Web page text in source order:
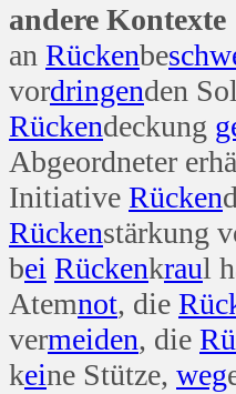
andere Kontexte
an Rückenbe
vordringenden
Rückendeckung
Abgeordneter
Initiative Rücken
Rückenstärkung
bei Rückenkraul
Atemnot, die
vermeiden, die
keine Stütze, weg